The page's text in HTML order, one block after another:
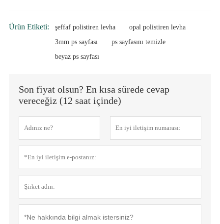
Ürün Etiketi: şeffaf polistiren levha
opal polistiren levha
3mm ps sayfası
ps sayfasını temizle
beyaz ps sayfası
Son fiyat olsun? En kısa sürede cevap
vereceğiz (12 saat içinde)